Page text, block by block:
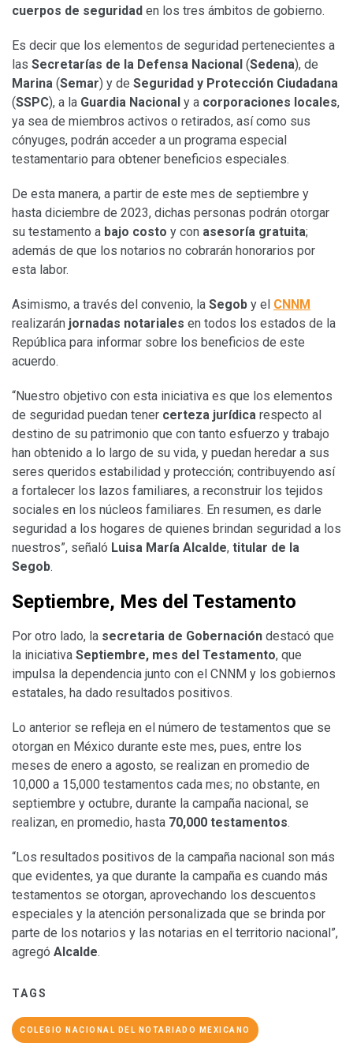
cuerpos de seguridad en los tres ámbitos de gobierno.
Es decir que los elementos de seguridad pertenecientes a
las Secretarías de la Defensa Nacional (Sedena), de
Marina (Semar) y de Seguridad y Protección Ciudadana
(SSPC), a la Guardia Nacional y a corporaciones locales,
ya sea de miembros activos o retirados, así como sus
cónyuges, podrán acceder a un programa especial
testamentario para obtener beneficios especiales.
De esta manera, a partir de este mes de septiembre y
hasta diciembre de 2023, dichas personas podrán otorgar
su testamento a bajo costo y con asesoría gratuita;
además de que los notarios no cobrarán honorarios por
esta labor.
Asimismo, a través del convenio, la Segob y el CNNM
realizarán jornadas notariales en todos los estados de la
República para informar sobre los beneficios de este
acuerdo.
“Nuestro objetivo con esta iniciativa es que los elementos
de seguridad puedan tener certeza jurídica respecto al
destino de su patrimonio que con tanto esfuerzo y trabajo
han obtenido a lo largo de su vida, y puedan heredar a sus
seres queridos estabilidad y protección; contribuyendo así
a fortalecer los lazos familiares, a reconstruir los tejidos
sociales en los núcleos familiares. En resumen, es darle
seguridad a los hogares de quienes brindan seguridad a los
nuestros”, señaló Luisa María Alcalde, titular de la
Segob.
Septiembre, Mes del Testamento
Por otro lado, la secretaria de Gobernación destacó que
la iniciativa Septiembre, mes del Testamento, que
impulsa la dependencia junto con el CNNM y los gobiernos
estatales, ha dado resultados positivos.
Lo anterior se refleja en el número de testamentos que se
otorgan en México durante este mes, pues, entre los
meses de enero a agosto, se realizan en promedio de
10,000 a 15,000 testamentos cada mes; no obstante, en
septiembre y octubre, durante la campaña nacional, se
realizan, en promedio, hasta 70,000 testamentos.
“Los resultados positivos de la campaña nacional son más
que evidentes, ya que durante la campaña es cuando más
testamentos se otorgan, aprovechando los descuentos
especiales y la atención personalizada que se brinda por
parte de los notarios y las notarias en el territorio nacional”,
agregó Alcalde.
TAGS
COLEGIO NACIONAL DEL NOTARIADO MEXICANO